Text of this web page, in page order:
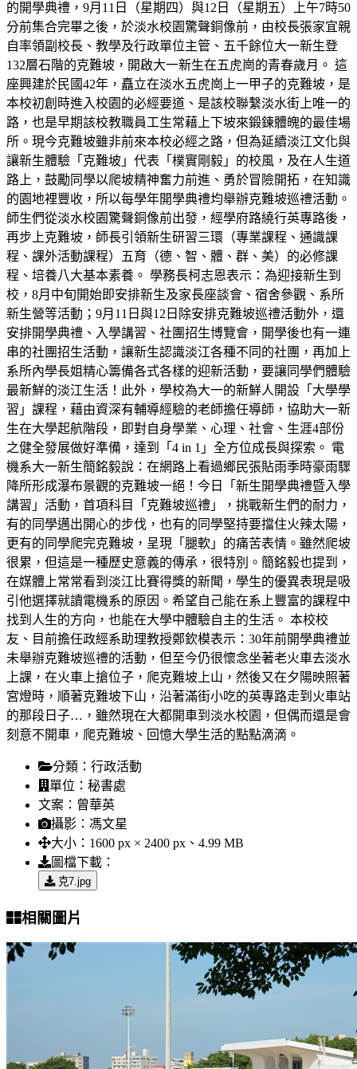
的開學典禮，9月11日（星期四）與12日（星期五）上午7時50
分前集合完畢之後，於淡水校園驚聲銅像前，由校長張家宜親
自率領副校長、教學及行政單位主管、五千餘位大一新生登
132層石階的克難坡，開啟大一新生在五虎崗的青春歲月。 這
座興建於民國42年，矗立在淡水五虎崗上一甲子的克難坡，是
本校初創時進入校園的必經要道、是該校聯繫淡水街上唯一的
路，也是早期該校教職員工生常藉上下坡來鍛鍊體魄的最佳場
所。現今克難坡雖非前來本校必經之路，但為延續淡江文化與
讓新生體驗「克難坡」代表「樸實剛毅」的校風，及在人生道
路上，鼓勵同學以爬坡精神奮力前進、勇於冒險開拓，在知識
的園地裡豐收，所以每學年開學典禮均舉辦克難坡巡禮活動。
師生們從淡水校園驚聲銅像前出發，經學府路繞行英專路後，
再步上克難坡，師長引領新生研習三環（專業課程、通識課
程、課外活動課程）五育（德、智、體、群、美）的必修課
程、培養八大基本素養。 學務長柯志恩表示：為迎接新生到
校，8月中旬開始即安排新生及家長座談會、宿舍參觀、系所
新生營等活動；9月11日與12日除安排克難坡巡禮活動外，還
安排開學典禮、入學講習、社團招生博覽會，開學後也有一連
串的社團招生活動，讓新生認識淡江各種不同的社團，再加上
系所內學長姐精心籌備各式各樣的迎新活動，要讓同學們體驗
最新鮮的淡江生活！此外，學校為大一的新鮮人開設「大學學
習」課程，藉由資深有輔導經驗的老師擔任導師，協助大一新
生在大學起航階段，即對自身學業、心理、社會、生涯4部份
之健全發展做好準備，達到「4 in 1」全方位成長與探索。 電
機系大一新生簡銘毅說：在網路上看過鄉民張貼雨季時豪雨驟
降所形成瀑布景觀的克難坡一絕！今日「新生開學典禮暨入學
講習」活動，首項科目「克難坡巡禮」，挑戰新生們的耐力，
有的同學邁出開心的步伐，也有的同學堅持要擋住火辣太陽，
更有的同學爬完克難坡，呈現「腿軟」的痛苦表情。雖然爬坡
很累，但這是一種歷史意義的傳承，很特別。簡銘毅也提到，
在媒體上常常看到淡江比賽得獎的新聞，學生的優異表現是吸
引他選擇就讀電機系的原因。希望自己能在系上豐富的課程中
找到人生的方向，也能在大學中體驗自主的生活。 本校校
友、目前擔任政經系助理教授鄭欽模表示：30年前開學典禮並
未舉辦克難坡巡禮的活動，但至今仍很懷念坐著老火車去淡水
上課，在火車上搶位子，爬克難坡上山，然後又在夕陽映照著
宮燈時，順著克難坡下山，沿著滿街小吃的英專路走到火車站
的那段日子…，雖然現在大都開車到淡水校園，但偶而還是會
刻意不開車，爬克難坡、回憶大學生活的點點滴滴。
分類： 行政活動
單位： 秘書處
文案： 曾華英
攝影： 馮文星
大小： 1600 px × 2400 px、4.99 MB
圖檔下載：
克7.jpg
相關圖片